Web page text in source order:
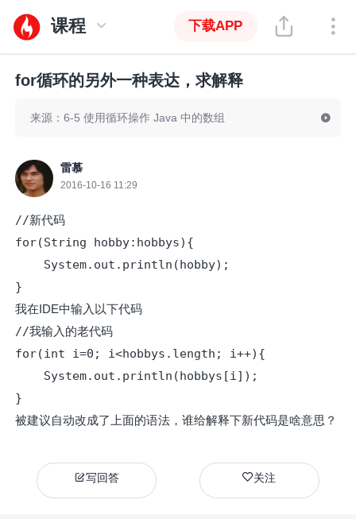
课程 下载APP
for循环的另外一种表达，求解释
来源：6-5 使用循环操作 Java 中的数组
雷慕
2016-10-16 11:29
//新代码
for(String hobby:hobbys){
System.out.println(hobby);
}
我在IDE中输入以下代码
//我输入的老代码
for(int i=0; i<hobbys.length; i++){
System.out.println(hobbys[i]);
}
被建议自动改成了上面的语法，谁给解释下新代码是啥意思？
写回答 关注